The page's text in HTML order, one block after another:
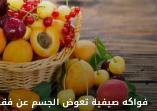
فواكه صيفية تعوض الجسم عن